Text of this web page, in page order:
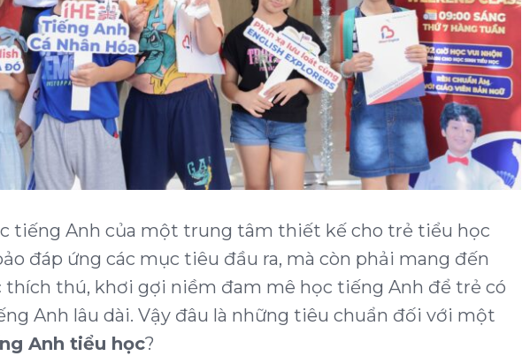
tiếng Anh của một trung tâm thiết kế cho trẻ tiểu học
đáp ứng các mục tiêu đầu ra, mà còn phải mang đến
thích thú, khơi gợi niềm đam mê học tiếng Anh để trẻ có
Anh lâu dài. Vậy đâu là những tiêu chuẩn đối với một
Anh tiểu học?